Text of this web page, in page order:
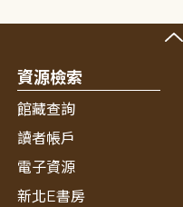
資源檢索
館藏查詢
讀者帳戶
電子資源
新北E書房